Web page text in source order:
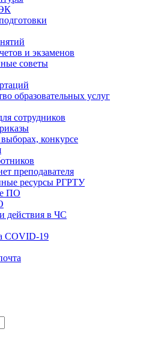
и экзаменов
советы
образовательных услуг
сотрудников
конкурсе
преподавателя
ресурсы РГРТУ
ПО
действия в ЧС
COVID-19